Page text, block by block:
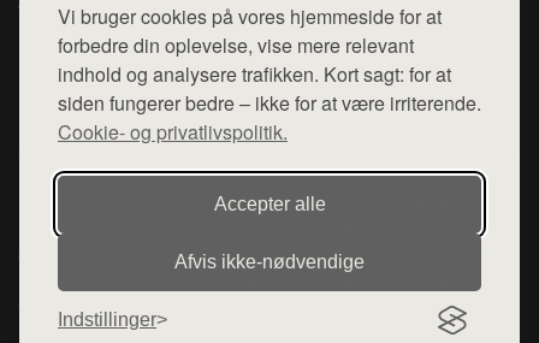
Vi bruger cookies på vores hjemmeside for at
forbedre din oplevelse, vise mere relevant
indhold og analysere trafikken. Kort sagt: for at
siden fungerer bedre – ikke for at være irriterende.
Cookie- og privatlivspolitik.
Accepter alle
Afvis ikke‑nødvendige
Indstillinger
Top Rabatter
Blog
Kontakt
Mail: hej@want.dk
Cookie- og privatlivspolitik
Denne side er en del af want.dk, der udgiver en række
hjemmesider med præsentation af forskellige produkter fra
diverse webshops. Der sælges ikke varer fra denne side - vi
henviser til de shops, som sælger varen. Vi har heller ikke
varerne på lager.